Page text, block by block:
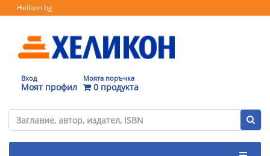
Helikon.bg
Вход
Моят профил
Моята поръчка
0 продукта